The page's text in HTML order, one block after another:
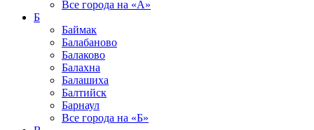
Все города на «А»
Б
Баймак
Балабаново
Балаково
Балахна
Балашиха
Балтийск
Барнаул
Все города на «Б»